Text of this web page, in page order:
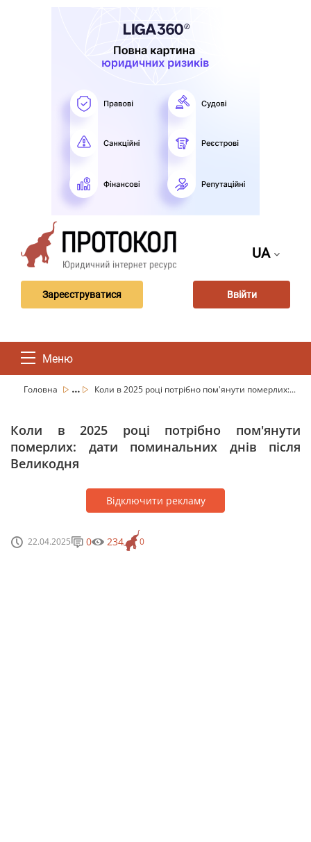
UA
Зареєструватися Ввійти
Меню
Головна ... Коли в 2025 році потрібно пом'янути померлих:...
Коли в 2025 році потрібно пом'янути
померлих: дати поминальних днів після
Великодня
Відключити рекламу
22.04.2025 0
0 234